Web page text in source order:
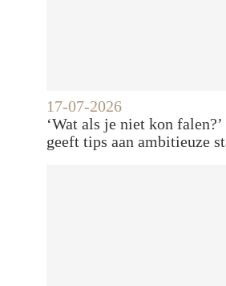
17-07-2026
‘Wat als je niet kon
geeft tips aan ambitieuze